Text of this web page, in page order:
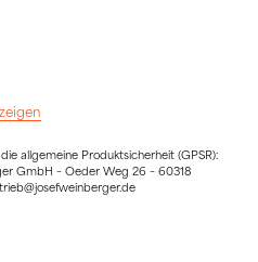
allgemeine Produktsicherheit (GPSR):
GmbH – Oeder Weg 26 – 60318